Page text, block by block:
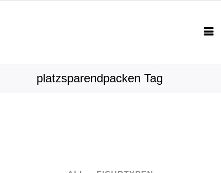
platzsparendpacken Tag